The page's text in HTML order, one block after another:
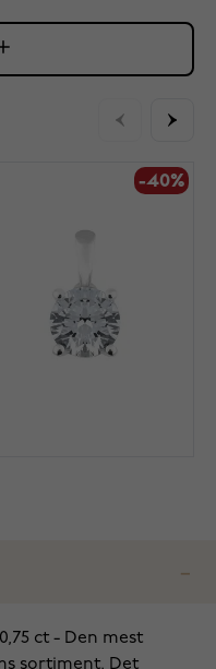
-40%
ct - Den mest
sortiment. Det